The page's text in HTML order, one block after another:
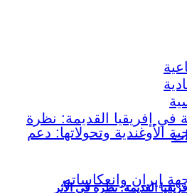
القديمة: نظرة في الأثر